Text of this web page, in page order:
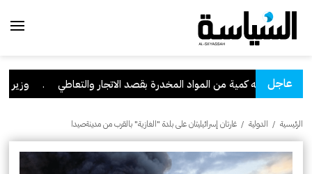
عاجل
وبحوزته كمية من المواد المخدرة بقصد الاتجار والتعاطي وزير العدل:
الرئيسية / الدولية / غارتان إسرائيليتان على بلدة "الغازية" بالقرب من مدينةصيدا